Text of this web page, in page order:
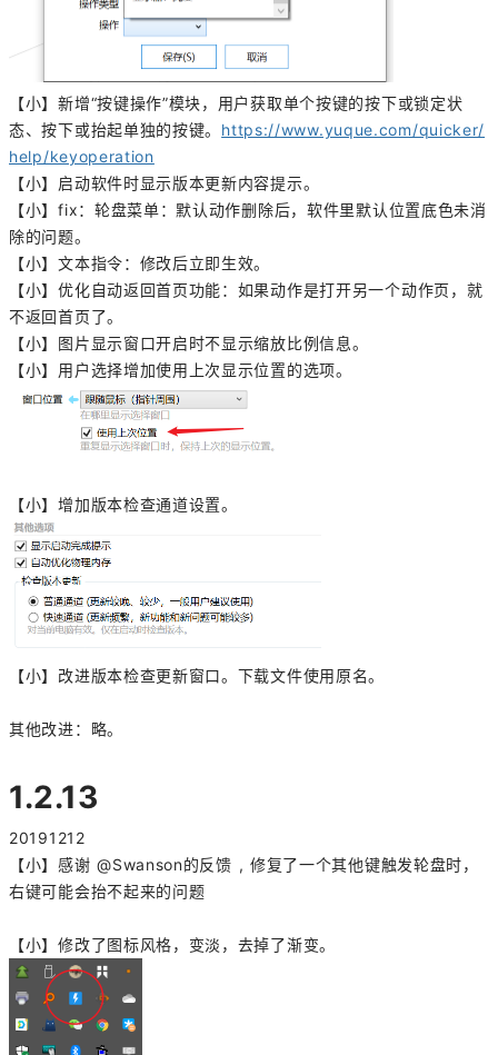
【小】新增“按键操作”模块，用户获取单个按键的按下或锁定状
态、按下或抬起单独的按键。 https://www.yuque.com/quicker/
help/keyoperation
【小】启动软件时显示版本更新内容提示。
【小】fix：轮盘菜单：默认动作删除后，软件里默认位置底色未消
除的问题。
【小】文本指令：修改后立即生效。
【小】优化自动返回首页功能：如果动作是打开另一个动作页，就
不返回首页了。
【小】图片显示窗口开启时不显示缩放比例信息。
【小】用户选择增加使用上次显示位置的选项。
【小】增加版本检查通道设置。
【小】改进版本检查更新窗口。下载文件使用原名。
其他改进：略。
1.2.13
20191212
【小】感谢 @Swanson的反馈 , 修复了一个其他键触发轮盘时，
右键可能会抬不起来的问题
【小】修改了图标风格，变淡，去掉了渐变。